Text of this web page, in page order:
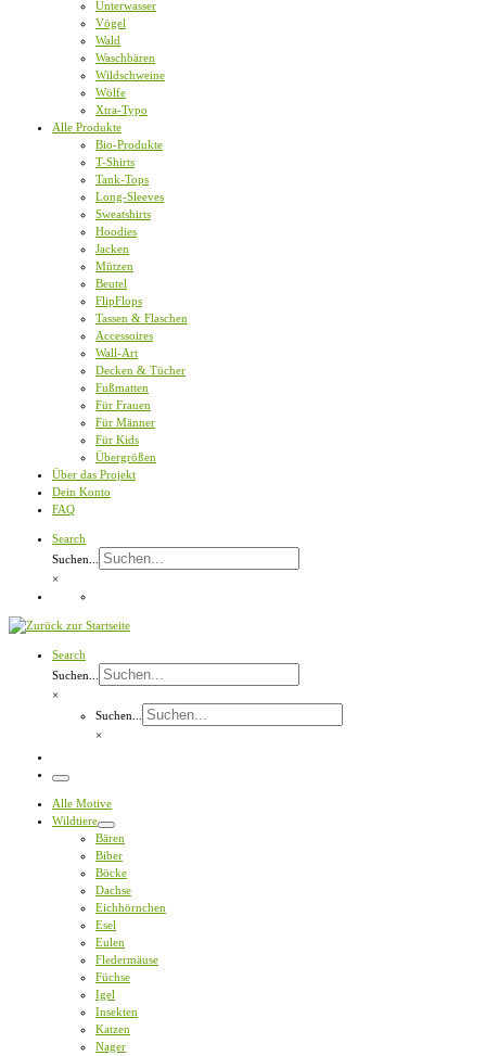
Unterwasser
Vögel
Wald
Waschbären
Wildschweine
Wölfe
Xtra-Typo
Alle Produkte
Bio-Produkte
T-Shirts
Tank-Tops
Long-Sleeves
Sweatshirts
Hoodies
Jacken
Mützen
Beutel
FlipFlops
Tassen & Flaschen
Accessoires
Wall-Art
Decken & Tücher
Fußmatten
Für Frauen
Für Männer
Für Kids
Übergrößen
Über das Projekt
Dein Konto
FAQ
Search
Suchen...
×
Search
Suchen...
×
Suchen...
×
Menü
Alle Motive
Wildtiere
Bären
Biber
Böcke
Dachse
Eichhörnchen
Esel
Eulen
Fledermäuse
Füchse
Igel
Insekten
Katzen
Nager